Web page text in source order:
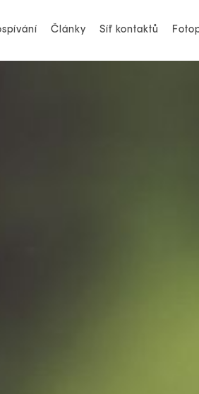
Články Síť kontaktů